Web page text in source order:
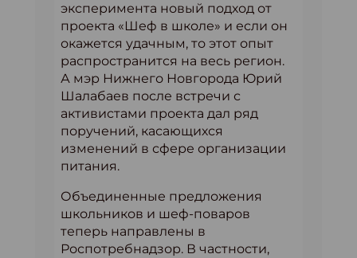
эксперимента новый подход от
проекта «Шеф в школе» и если он
окажется удачным, то этот опыт
распространится на весь регион.
А мэр Нижнего Новгорода Юрий
Шалабаев после встречи с
активистами проекта дал ряд
поручений, касающихся
изменений в сфере организации
питания.
Объединенные предложения
школьников и шеф-поваров
теперь направлены в
Роспотребнадзор. В частности,